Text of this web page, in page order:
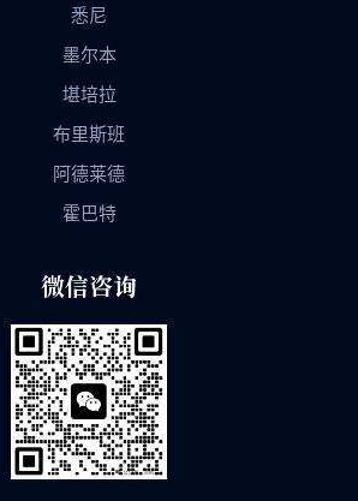
悉尼
墨尔本
堪培拉
布里斯班
阿德莱德
霍巴特
微信咨询